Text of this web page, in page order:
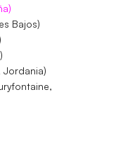
Bajos)
Jordania)